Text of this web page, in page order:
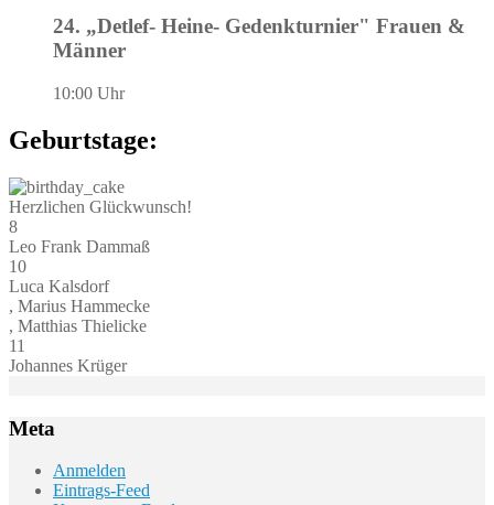
24. „Detlef- Heine- Gedenkturnier" Frauen &
Männer
10:00 Uhr
Geburtstage:
Herzlichen Glückwunsch!
8
Leo Frank Dammaß
10
Luca Kalsdorf
, Marius Hammecke
, Matthias Thielicke
11
Johannes Krüger
Meta
Anmelden
Eintrags-Feed